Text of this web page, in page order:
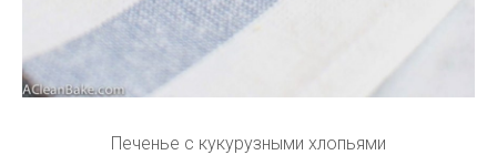
Печенье с кукурузными хлопьями